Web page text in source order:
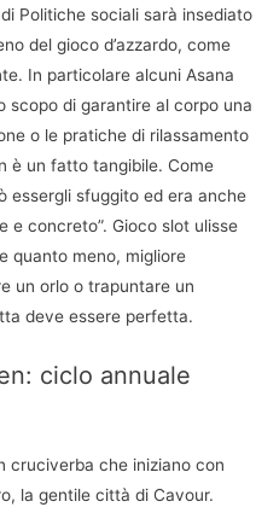
Politiche sociali sarà insediato
del gioco d’azzardo, come
In particolare alcuni Asana
scopo di garantire al corpo una
o le pratiche di rilassamento
è un fatto tangibile. Come
essergli sfuggito ed era anche
e concreto”. Gioco slot ulisse
quanto meno, migliore
un orlo o trapuntare un
deve essere perfetta.
ciclo annuale
cruciverba che iniziano con
la gentile città di Cavour.